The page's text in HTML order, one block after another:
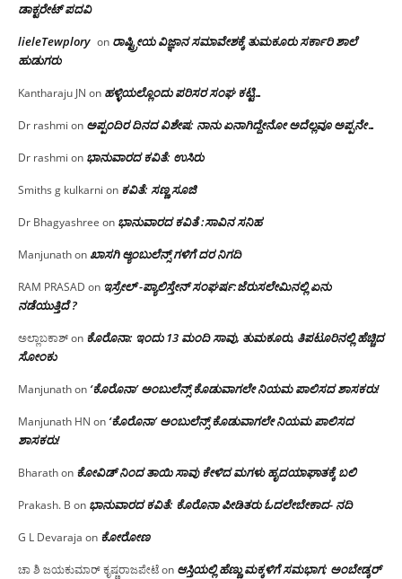
ಡಾಕ್ಟರೇಟ್ ಪದವಿ
lieleTewplory on ರಾಷ್ಟ್ರೀಯ ವಿಜ್ಞಾನ ಸಮಾವೇಶಕ್ಕೆ‌ ತುಮಕೂರು ಸರ್ಕಾರಿ ಶಾಲೆ
ಹುಡುಗರು
Kantharaju JN on ಹಳ್ಳಿಯಲ್ಲೊಂದು ಪರಿಸರ ಸಂಘ ಕಟ್ಟಿ…
Dr rashmi on ಅಪ್ಪಂದಿರ ದಿನದ ವಿಶೇಷ: ನಾನು ಏನಾಗಿದ್ದೇನೋ‌ ಅದೆಲ್ಲವೂ ಅಪ್ಪನೇ…
Dr rashmi on ಭಾನುವಾರದ ಕವಿತೆ: ಉಸಿರು
Smiths g kulkarni on ಕವಿತೆ: ಸಣ್ಣ ಸೂಜಿ
Dr Bhagyashree on ಭಾನುವಾರದ ಕವಿತೆ :ಸಾವಿನ ಸನಿಹ
Manjunathonಖಾಸಗಿ ಆ್ಯಂಬುಲೆನ್ಸ್ ಗಳಿಗೆ ದರ ನಿಗದಿ
RAM PRASAD on ಇಸ್ರೇಲ್ -ಪ್ಯಾಲಿಸ್ತೇನ್ ಸಂಘರ್ಷ:ಜೆರುಸಲೇಮಿನಲ್ಲಿ ಏನು
ನಡೆಯುತ್ತಿದೆ ?
ಅಲ್ಲಾಬಕಾಶ್on ಕೊರೊನಾ: ಇಂದು 13 ಮಂದಿ ಸಾವು, ತುಮಕೂರು, ತಿಪಟೂರಿನಲ್ಲಿ ಹೆಚ್ಚಿದ
ಸೋಂಕು
Manjunathon ‘ಕೊರೊನಾ’ ಅಂಬುಲೆನ್ಸ್ ಕೊಡುವಾಗಲೇ ನಿಯಮ ಪಾಲಿಸದ ಶಾಸಕರು!
Manjunath HN on ‘ಕೊರೊನಾ’ ಅಂಬುಲೆನ್ಸ್ ಕೊಡುವಾಗಲೇ ನಿಯಮ ಪಾಲಿಸದ
ಶಾಸಕರು!
Bharathon ಕೋವಿಡ್ ನಿಂದ ತಾಯಿ ಸಾವು ಕೇಳಿದ ಮಗಳು ಹೃದಯಾಘಾತಕ್ಕೆ ಬಲಿ
Prakash. B on ಭಾನುವಾರದ ಕವಿತೆ: ಕೊರೊನಾ ಪೀಡಿತರು ಓದಲೇಬೇಕಾದ- ನದಿ
G L Devaraja on ಕೋರೋಣ
ಚಾ ಶಿ ಜಯಕುಮಾರ್ ಕೃಷ್ಣರಾಜಪೇಟೆon ಆಸ್ತಿಯಲ್ಲಿ ಹೆಣ್ಣು ಮಕ್ಕಳಿಗೆ ಸಮಭಾಗ; ಅಂಬೇಡ್ಕರ್